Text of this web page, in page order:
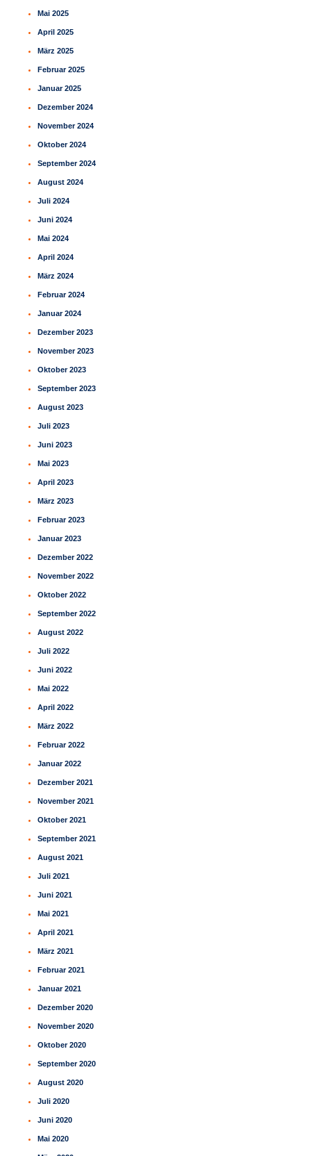
Mai 2025
April 2025
März 2025
Februar 2025
Januar 2025
Dezember 2024
November 2024
Oktober 2024
September 2024
August 2024
Juli 2024
Juni 2024
Mai 2024
April 2024
März 2024
Februar 2024
Januar 2024
Dezember 2023
November 2023
Oktober 2023
September 2023
August 2023
Juli 2023
Juni 2023
Mai 2023
April 2023
März 2023
Februar 2023
Januar 2023
Dezember 2022
November 2022
Oktober 2022
September 2022
August 2022
Juli 2022
Juni 2022
Mai 2022
April 2022
März 2022
Februar 2022
Januar 2022
Dezember 2021
November 2021
Oktober 2021
September 2021
August 2021
Juli 2021
Juni 2021
Mai 2021
April 2021
März 2021
Februar 2021
Januar 2021
Dezember 2020
November 2020
Oktober 2020
September 2020
August 2020
Juli 2020
Juni 2020
Mai 2020